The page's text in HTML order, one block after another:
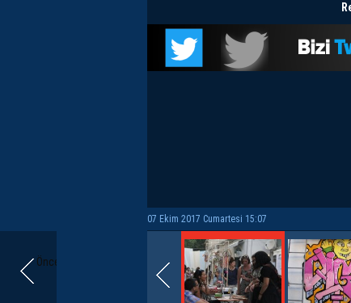
Önceki
07 Ekim 2017 Cumartesi 15:07